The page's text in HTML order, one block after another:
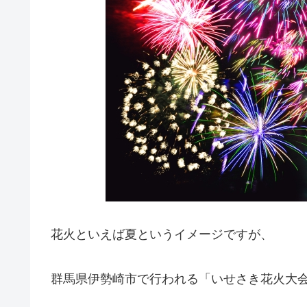
花火といえば夏というイメージですが、
群馬県伊勢崎市で行われる「いせさき花火大